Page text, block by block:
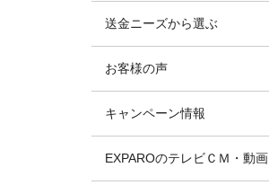
送金ニーズから選ぶ
お客様の声
キャンペーン情報
EXPAROのテレビＣＭ・動画